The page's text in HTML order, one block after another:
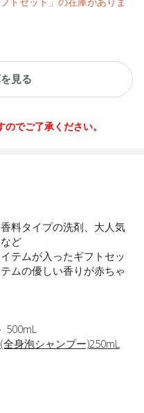
見る
でご了承ください。
料タイプの洗剤、大人気
ど
テムが入ったギフトセッ
ムの優しい香りが赤ちゃ
500mL
身泡シャンプー)250mL